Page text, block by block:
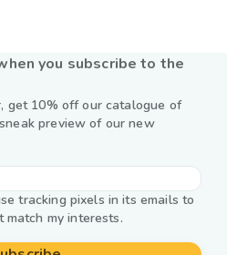
you subscribe to the
get 10% off our catalogue of
preview of our new
tracking pixels in its emails to
match my interests.